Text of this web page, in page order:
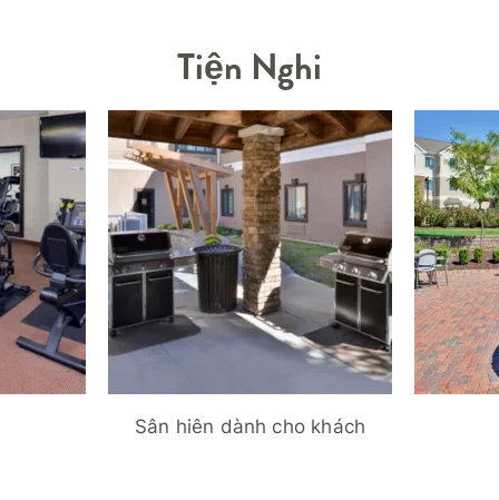
Tiện Nghi
Sân hiên dành cho khách